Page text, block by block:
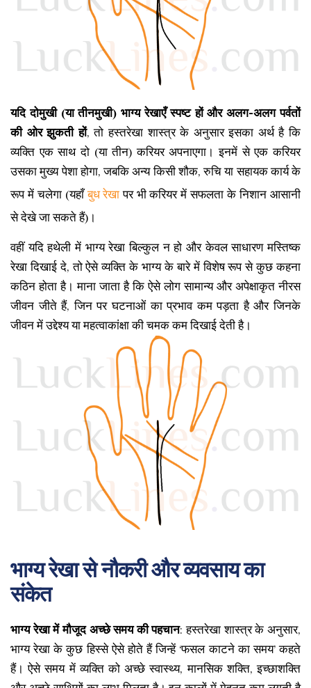
यदि दोमुखी (या तीनमुखी) भाग्य रेखाएँ स्पष्ट हों और अलग-अलग पर्वतों
की ओर झुकती हों, तो हस्तरेखा शास्त्र के अनुसार इसका अर्थ है कि
व्यक्ति एक साथ दो (या तीन) करियर अपनाएगा। इनमें से एक करियर
उसका मुख्य पेशा होगा, जबकि अन्य किसी शौक, रुचि या सहायक कार्य के
रूप में चलेगा (यहाँबुध रेखापर भी करियर में सफलता के निशान आसानी
से देखे जा सकते हैं)।
वहीं यदि हथेली में भाग्य रेखा बिल्कुल न हो और केवल साधारण मस्तिष्क
रेखा दिखाई दे, तो ऐसे व्यक्ति के भाग्य के बारे में विशेष रूप से कुछ कहना
कठिन होता है। माना जाता है कि ऐसे लोग सामान्य और अपेक्षाकृत नीरस
जीवन जीते हैं, जिन पर घटनाओं का प्रभाव कम पड़ता है और जिनके
जीवन में उद्देश्य या महत्वाकांक्षा की चमक कम दिखाई देती है।
भाग्य रेखा से नौकरी और व्यवसाय का
संकेत
भाग्य रेखा में मौजूद अच्छे समय की पहचान: हस्तरेखा शास्त्र के अनुसार,
भाग्य रेखा के कुछ हिस्से ऐसे होते हैं जिन्हें ‘फसल काटने का समय’ कहते
हैं। ऐसे समय में व्यक्ति को अच्छे स्वास्थ्य, मानसिक शक्ति, इच्छाशक्ति